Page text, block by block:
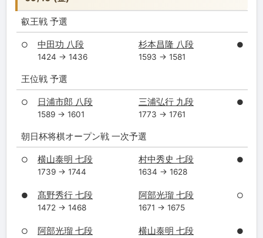
叡王戦 予選
○ 中田功 八段
1424 → 1436
杉本昌隆 八段
1593 → 1581
●
王位戦 予選
○ 日浦市郎 八段
1589 → 1601
三浦弘行 九段
1773 → 1761
●
朝日杯将棋オープン戦 一次予選
○ 横山泰明 七段
1739 → 1744
村中秀史 七段
1634 → 1628
●
● 髙野秀行 七段
1472 → 1468
阿部光瑠 七段
1671 → 1675
○
○ 阿部光瑠 七段 横山泰明 七段 ●